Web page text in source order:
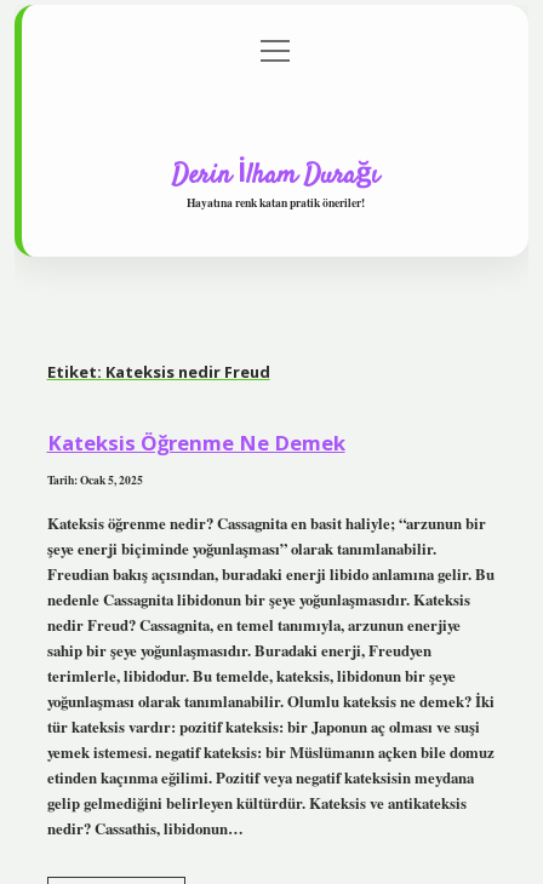
Gizlilik Politikası
menüyü
aç
Derin İlham Durağı
Hayatına renk katan pratik öneriler!
Etiket: Kateksis nedir Freud
Kateksis Öğrenme Ne Demek
Tarih: Ocak 5, 2025
Kateksis öğrenme nedir? Cassagnita en basit haliyle; “arzunun bir
şeye enerji biçiminde yoğunlaşması” olarak tanımlanabilir.
Freudian bakış açısından, buradaki enerji libido anlamına gelir. Bu
nedenle Cassagnita libidonun bir şeye yoğunlaşmasıdır. Kateksis
nedir Freud? Cassagnita, en temel tanımıyla, arzunun enerjiye
sahip bir şeye yoğunlaşmasıdır. Buradaki enerji, Freudyen
terimlerle, libidodur. Bu temelde, kateksis, libidonun bir şeye
yoğunlaşması olarak tanımlanabilir. Olumlu kateksis ne demek? İki
tür kateksis vardır: pozitif kateksis: bir Japonun aç olması ve suşi
yemek istemesi. negatif kateksis: bir Müslümanın açken bile domuz
etinden kaçınma eğilimi. Pozitif veya negatif kateksisin meydana
gelip gelmediğini belirleyen kültürdür. Kateksis ve antikateksis
nedir? Cassathis, libidonun…